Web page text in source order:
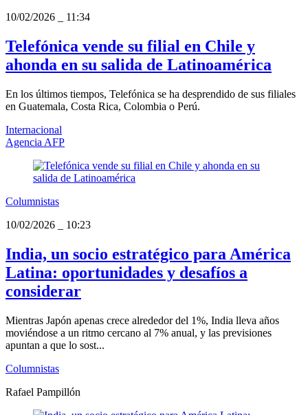
10/02/2026
11:34
Telefónica vende su filial en Chile y
ahonda en su salida de Latinoamérica
En los últimos tiempos, Telefónica se ha desprendido de sus filiales
en Guatemala, Costa Rica, Colombia o Perú.
Internacional
Agencia AFP
Columnistas
10/02/2026
10:23
India, un socio estratégico para América
Latina: oportunidades y desafíos a
considerar
Mientras Japón apenas crece alrededor del 1%, India lleva años
moviéndose a un ritmo cercano al 7% anual, y las previsiones
apuntan a que lo sost...
Columnistas
Rafael Pampillón